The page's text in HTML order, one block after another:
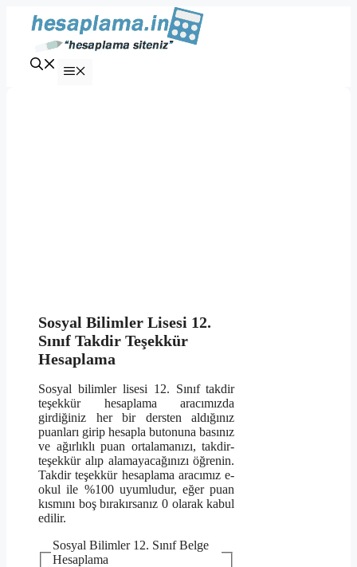
İçeriğe
Sosyal Bilimler Lisesi 12.
Sınıf Takdir Teşekkür
Hesaplama
Sosyal bilimler lisesi 12. Sınıf takdir
teşekkür hesaplama aracımızda
girdiğiniz her bir dersten aldığınız
puanları girip hesapla butonuna basınız
ve ağırlıklı puan ortalamanızı, takdir-
teşekkür alıp alamayacağınızı öğrenin.
Takdir teşekkür hesaplama aracımız e-
okul ile %100 uyumludur, eğer puan
kısmını boş bırakırsanız 0 olarak kabul
edilir.
Sosyal Bilimler 12. Sınıf Belge
Hesaplama